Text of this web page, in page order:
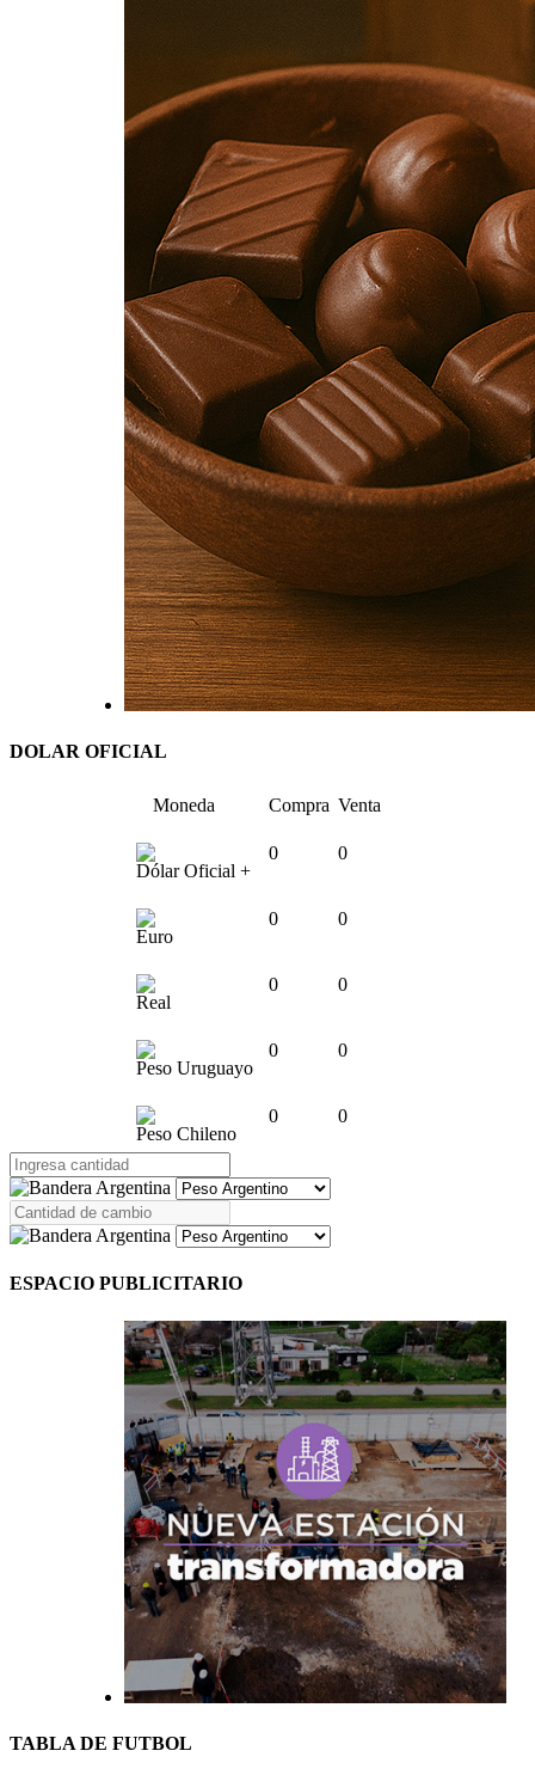
DOLAR OFICIAL
Moneda Compra Venta
Dólar Oficial +
0 0
Euro
0 0
Real
0 0
Peso Uruguayo
0 0
Peso Chileno
0 0
ESPACIO PUBLICITARIO
TABLA DE FUTBOL